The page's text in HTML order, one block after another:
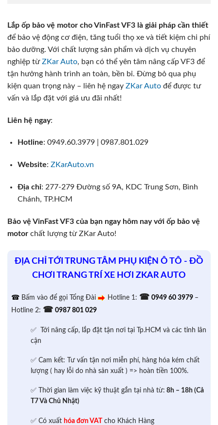
Lắp ốp bảo vệ motor cho VinFast VF3 là giải pháp cần thiết
để bảo vệ động cơ điện, tăng tuổi thọ xe và tiết kiệm chi phí
bảo dưỡng. Với chất lượng sản phẩm và dịch vụ chuyên
nghiệp từZKar Auto, bạn có thể yên tâm nâng cấp VF3 để
tận hưởng hành trình an toàn, bền bỉ. Đừng bỏ qua phụ
kiện quan trọng này – liên hệ ngay ZKar Auto để được tư
vấn và lắp đặt với giá ưu đãi nhất!
Liên hệ ngay:
Hotline: 0949.60.3979 | 0987.801.029
Website: ZKarAuto.vn
Địa chỉ: 277-279 Đường số 9A, KDC Trung Sơn, Bình
Chánh, TP.HCM
Bảo vệ VinFast VF3 của bạn ngay hôm nay với ốp bảo vệ
motor chất lượng từ ZKar Auto!
ĐỊA CHỈ TỚI TRUNG TÂM PHỤ KIỆN Ô TÔ - ĐỒ
CHƠI TRANG TRÍ XE HƠI ZKAR AUTO
☎ Bấm vào để gọi Tổng Đài Hotline 1: ☎ 0949 60 3979 –
Hotline 2: ☎ 0987 801 029
✅ Tới nâng cấp, lắp đặt tận nơi tại Tp.HCM và các tỉnh lân
cận
✅ Cam kết: Tư vấn tận nơi miễn phí, hàng hóa kém chất
lượng ( hay lỗi do nhà sản xuất ) => hoàn tiền 100%.
✅ Thời gian làm việc kỹ thuật gắn tại nhà từ: 8h – 18h (Cả
T7 Và Chủ Nhật)
✅ Có xuất hóa đơn VAT cho Khách Hàng